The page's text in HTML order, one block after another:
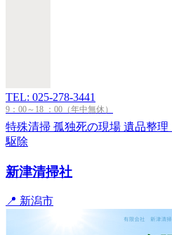
TEL: 025-278-3441
9：00～18 ：00（年中無休）
特殊清掃 孤独死の現場 遺品整理
駆除
新津清掃社
📍 新潟市